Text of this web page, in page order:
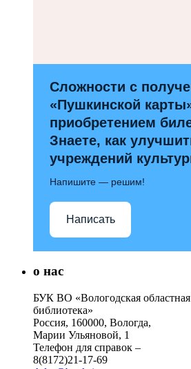
Сложности с
«Пушкинской
приобретением
Знаете, как
учреждений
Напишите — решим!
Написать
о нас
БУК ВО «Вологодская областная
библиотека»
Россия, 160000, Вологда,
Марии Ульяновой, 1
Телефон для справок –
8(8172)21-17-69